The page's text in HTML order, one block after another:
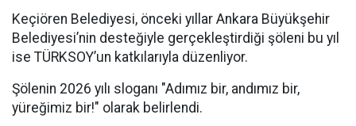
Keçiören Belediyesi, önceki yıllar Ankara Büyükşehir
Belediyesi’nin desteğiyle gerçekleştirdiği şöleni bu yıl
ise TÜRKSOY’un katkılarıyla düzenliyor.
Şölenin 2026 yılı sloganı "Adımız bir, andımız bir,
yüreğimiz bir!" olarak belirlendi.